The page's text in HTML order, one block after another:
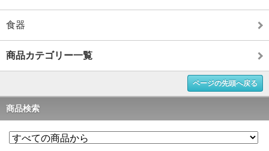
食器
商品カテゴリー一覧
ページの先頭へ戻る
商品検索